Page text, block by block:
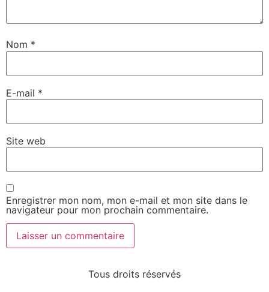
Nom *
E-mail *
Site web
Enregistrer mon nom, mon e-mail et mon site dans le
navigateur pour mon prochain commentaire.
Tous droits réservés